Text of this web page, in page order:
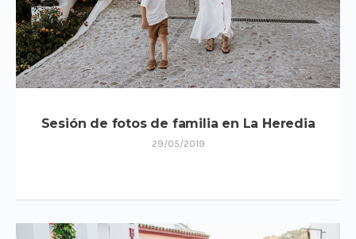
Sesión de fotos de familia en La Heredia
29/05/2019